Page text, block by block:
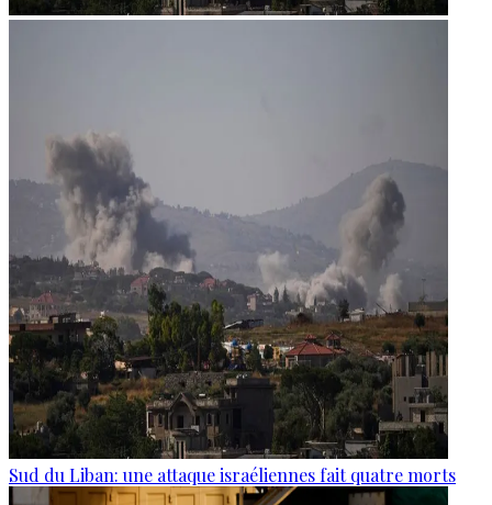
Sud du Liban: une attaque israéliennes fait quatre morts